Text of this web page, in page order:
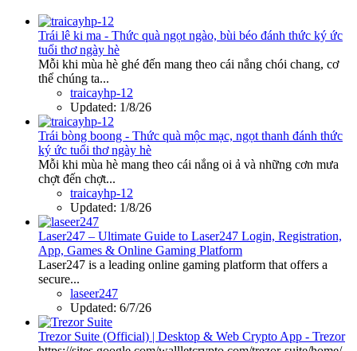
Trái lê ki ma - Thức quà ngọt ngào, bùi béo đánh thức ký ức
tuổi thơ ngày hè
Mỗi khi mùa hè ghé đến mang theo cái nắng chói chang, cơ
thể chúng ta...
traicayhp-12
Updated: 1/8/26
Trái bòng boong - Thức quà mộc mạc, ngọt thanh đánh thức
ký ức tuổi thơ ngày hè
Mỗi khi mùa hè mang theo cái nắng oi ả và những cơn mưa
chợt đến chợt...
traicayhp-12
Updated: 1/8/26
Laser247 – Ultimate Guide to Laser247 Login, Registration,
App, Games & Online Gaming Platform
Laser247 is a leading online gaming platform that offers a
secure...
laseer247
Updated: 6/7/26
Trezor Suite (Official) | Desktop & Web Crypto App - Trezor